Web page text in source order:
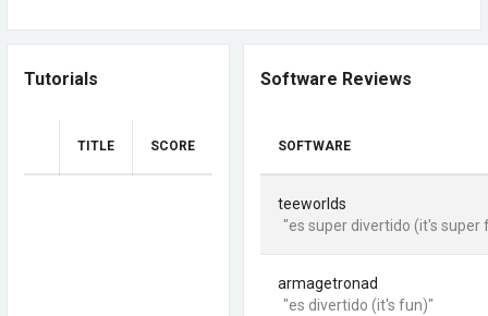
Tutorials
TITLE SCORE
Software Reviews
SOFTWARE
teeworlds
"es super divertido (it's super
armagetronad
"es divertido (it's fun)"